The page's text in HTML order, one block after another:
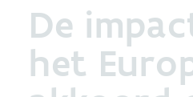
De
het